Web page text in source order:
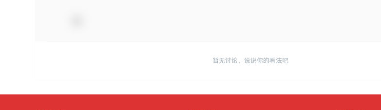
暂无讨论，说说你的看法吧